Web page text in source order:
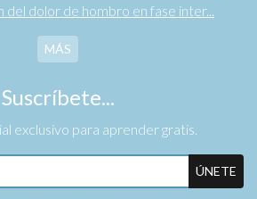
del dolor de hombro en fase inter...
MÁS
Suscríbete...
exclusivo para aprender gratis.
ÚNETE